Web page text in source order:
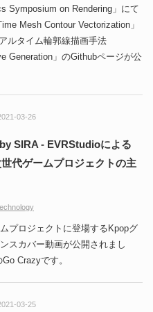
Symposium on Rendering」にて
Mesh Contour Vectorization」
ルタイム輪郭線描画手法
Generation」のGithubページが公
03-26
SIRA - EVRStudioによる
代ゲームプロジェクトの主
プロジェクトに登場するKpopグ
スカバー動画が公開されまし
Crazyです。
03-25